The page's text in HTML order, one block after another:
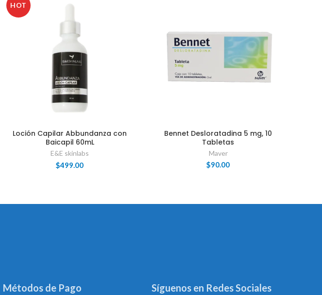
HOT
Loción Capilar Abbundanza con
Baicapil 60mL
E&E skinlabs
$499.00
Bennet Desloratadina 5 mg, 10
Tabletas
Maver
$90.00
Métodos de Pago Síguenos en Redes Sociales